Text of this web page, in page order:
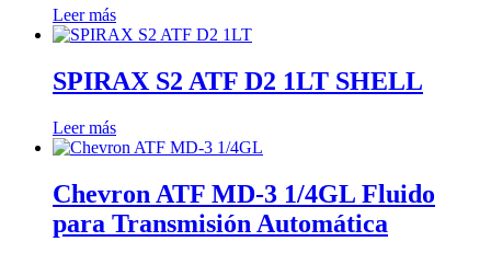
Leer más
SPIRAX S2 ATF D2 1LT SHELL
Leer más
Chevron ATF MD-3 1/4GL Fluido
para Transmisión Automática